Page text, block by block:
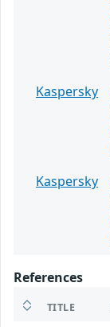
Kaspersky
Kaspersky
References
TITLE